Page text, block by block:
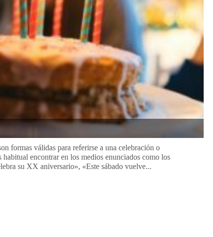
formas válidas para referirse a una celebración o
encontrar en los medios enunciados como los
su XX aniversario», «Este sábado vuelve...